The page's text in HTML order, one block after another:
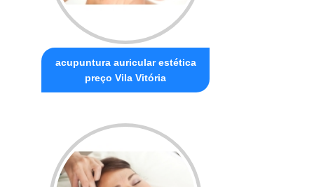
acupuntura auricular estética
preço Vila Vitória